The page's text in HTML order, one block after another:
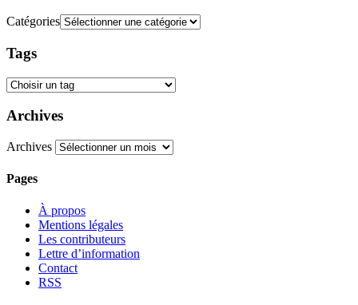
Catégories
Tags
Archives
Archives
Pages
À propos
Mentions légales
Les contributeurs
Lettre d’information
Contact
RSS